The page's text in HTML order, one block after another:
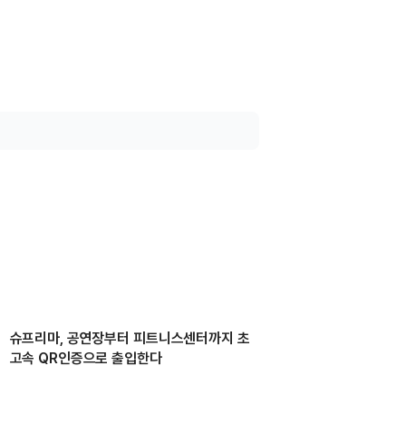
슈프리마, 공연장부터 피트니스센터까지 초
고속 QR인증으로 출입한다